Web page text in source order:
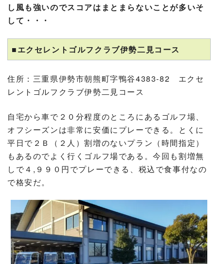
し風も強いのでスコアはまとまらないことが多いそ
して・・・
■エクセレントゴルフクラブ伊勢二見コース
住所：三重県伊勢市朝熊町字鴨谷4383-82 エクセ
レントゴルフクラブ伊勢二見コース
自宅から車で２０分程度のところにあるゴルフ場、
オフシーズンは非常に安価にプレーできる。とくに
平日で２Ｂ（２人）割増のないプラン（時間指定）
もあるのでよく行くゴルフ場である。今回も割増無
しで４,９９０円でプレーできる、税込で食事付なの
で格安だ。